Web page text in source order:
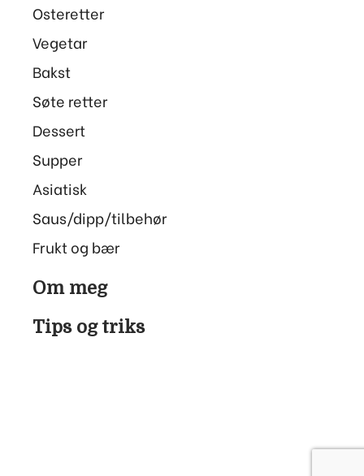
Osteretter
Vegetar
Bakst
Søte retter
Dessert
Supper
Asiatisk
Saus/dipp/tilbehør
Frukt og bær
Om meg
Tips og triks